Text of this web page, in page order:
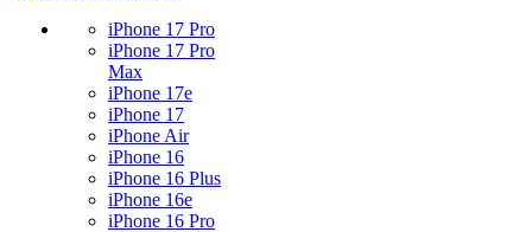
iPhone 17 Pro
iPhone 17 Pro
Max
iPhone 17e
iPhone 17
iPhone Air
iPhone 16
iPhone 16 Plus
iPhone 16e
iPhone 16 Pro